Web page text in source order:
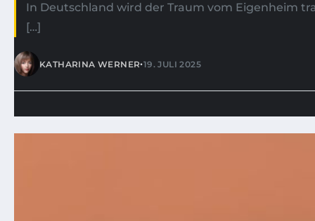
In Deutschland wird der Traum vom Eigenheim
[…]
KATHARINA WERNER•19. JULI 2025